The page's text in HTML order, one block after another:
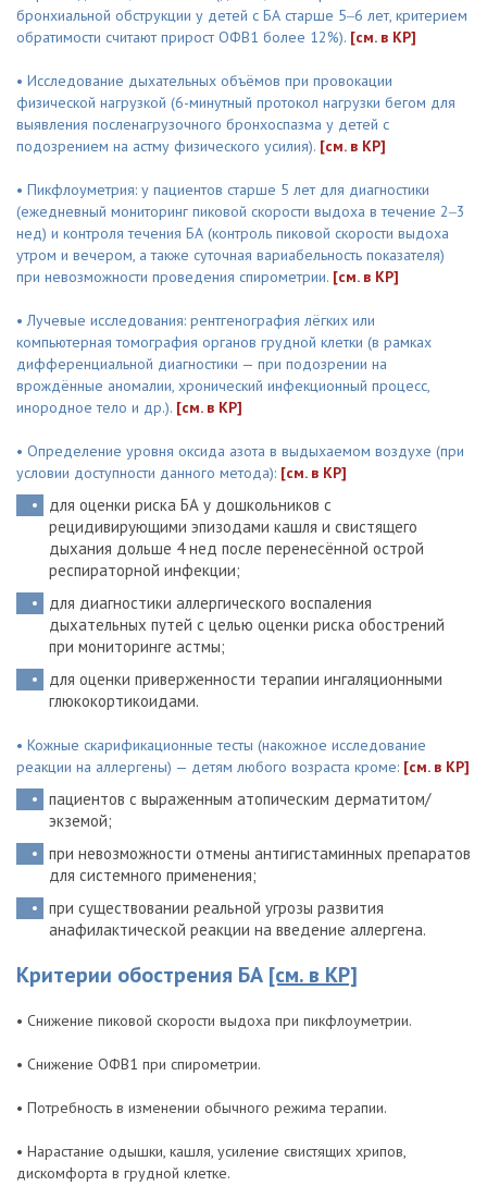
бронхиальной обструкции у детей с БА старше 5‒6 лет, критерием
обратимости считают прирост ОФВ1 более 12%). [см. в КР]
• Исследование дыхательных объёмов при провокации
физической нагрузкой (6-минутный протокол нагрузки бегом для
выявления посленагрузочного бронхоспазма у детей с
подозрением на астму физического усилия). [см. в КР]
• Пикфлоуметрия: у пациентов старше 5 лет для диагностики
(ежедневный мониторинг пиковой скорости выдоха в течение 2‒3
нед) и контроля течения БА (контроль пиковой скорости выдоха
утром и вечером, а также суточная вариабельность показателя)
при невозможности проведения спирометрии. [см. в КР]
• Лучевые исследования: рентгенография лёгких или
компьютерная томография органов грудной клетки (в рамках
дифференциальной диагностики — при подозрении на
врождённые аномалии, хронический инфекционный процесс,
инородное тело и др.). [см. в КР]
• Определение уровня оксида азота в выдыхаемом воздухе (при
условии доступности данного метода): [см. в КР]
для оценки риска БА у дошкольников с
рецидивирующими эпизодами кашля и свистящего
дыхания дольше 4 нед после перенесённой острой
респираторной инфекции;
для диагностики аллергического воспаления
дыхательных путей с целью оценки риска обострений
при мониторинге астмы;
для оценки приверженности терапии ингаляционными
глюкокортикоидами.
• Кожные скарификационные тесты (накожное исследование
реакции на аллергены) — детям любого возраста кроме: [см. в КР]
пациентов с выраженным атопическим дерматитом/
экземой;
при невозможности отмены антигистаминных препаратов
для системного применения;
при существовании реальной угрозы развития
анафилактической реакции на введение аллергена.
Критерии обострения БА [см. в КР]
• Снижение пиковой скорости выдоха при пикфлоуметрии.
• Снижение ОФВ1 при спирометрии.
• Потребность в изменении обычного режима терапии.
• Нарастание одышки, кашля, усиление свистящих хрипов,
дискомфорта в грудной клетке.